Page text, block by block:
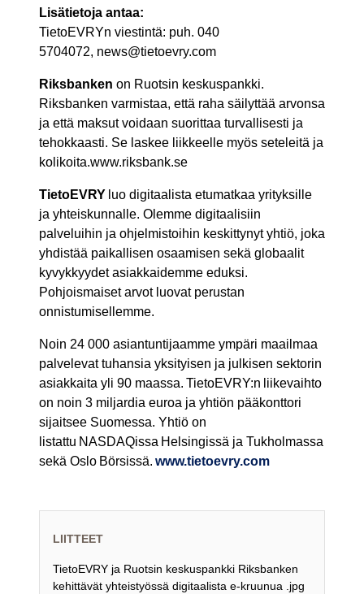
Lisätietoja antaa:
TietoEVRYn viestintä: puh. 040
5704072, news@tietoevry.com
Riksbanken on Ruotsin keskuspankki.
Riksbanken varmistaa, että raha säilyttää arvonsa
ja että maksut voidaan suorittaa turvallisesti ja
tehokkaasti. Se laskee liikkeelle myös seteleitä ja
kolikoita.www.riksbank.se
TietoEVRY luo digitaalista etumatkaa yrityksille
ja yhteiskunnalle. Olemme digitaalisiin
palveluihin ja ohjelmistoihin keskittynyt yhtiö, joka
yhdistää paikallisen osaamisen sekä globaalit
kyvykkyydet asiakkaidemme eduksi.
Pohjoismaiset arvot luovat perustan
onnistumisellemme.
Noin 24 000 asiantuntijaamme ympäri maailmaa
palvelevat tuhansia yksityisen ja julkisen sektorin
asiakkaita yli 90 maassa. TietoEVRY:n liikevaihto
on noin 3 miljardia euroa ja yhtiön pääkonttori
sijaitsee Suomessa. Yhtiö on
listattu NASDAQissa Helsingissä ja Tukholmassa
sekä Oslo Börsissä. www.tietoevry.com
LIITTEET
TietoEVRY ja Ruotsin keskuspankki Riksbanken
kehittävät yhteistyössä digitaalista e-kruunua .jpg